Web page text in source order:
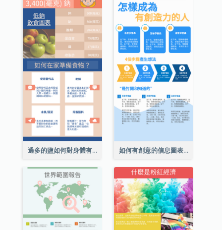
過多的鹽如何對身體有害信息圖表 如何有創意的信息圖表